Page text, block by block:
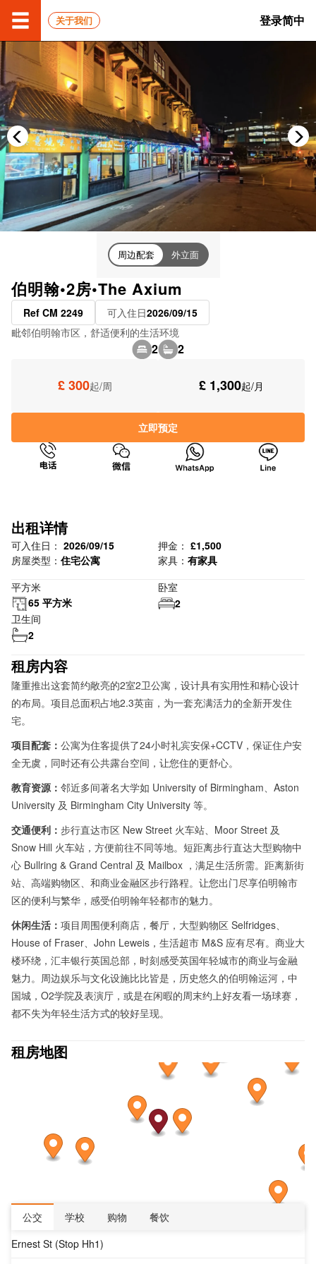
关于我们 登录简中
周边配套 外立面
伯明翰•2房•The Axium
Ref CM 2249 可入住日2026/09/15
毗邻伯明翰市区，舒适便利的生活环境
2 2
£ 300起/周 £ 1,300起/月
立即预定
出租详情
可入住日： 2026/09/15 押金： £1,500
房屋类型： 住宅公寓 家具： 有家具
平方米
65 平方米
卧室
2
卫生间
2
租房内容
隆重推出这套简约敞亮的2室2卫公寓， 设计具有实用性和精心设计
的布局。 项目总面积占地2.3英亩，为一套充满活力的全新开发住
宅。
项目配套： 公寓为住客提供了24小时礼宾安保+CCTV，保证住户安
全无虞，同时还有公共露台空间，让您住的更舒心。
教育资源： 邻近多间著名大学如 University of Birmingham、Aston
University 及 Birmingham City University 等。
交通便利： 步行直达市区 New Street 火车站、Moor Street 及
Snow Hill 火车站，方便前往不同等地。短距离步行直达大型购物中
心 Bullring & Grand Central 及 Mailbox ，满足生活所需。 距离新街
站、高端购物区、和商业金融区步行路程。让您出门尽享伯明翰市
区的便利与繁华，感受伯明翰年轻都市的魅力 。
休闲生活： 项目周围便利商店，餐厅，大型购物区 Selfridges、
House of Fraser、John Leweis，生活超市 M&S 应有尽有。 商业大
楼环绕，汇丰银行英国总部，时刻感受英国年轻城市的商业与金融
魅力。周边娱乐与文化设施比比皆是，历史悠久的伯明翰运河，中
国城，O2学院及表演厅，或是在闲暇的周末约上好友看一场球赛，
都不失为年轻生活方式的较好呈现。
租房地图
公交 学校 购物
餐饮
Ernest St (Stop Hh1)